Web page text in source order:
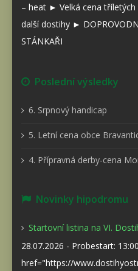
– heat ► Velká cena tříletých
další dostihy ►
STÁNKAŘI
Poslední výsledky
6. Srpnový handicap
5. Letní cena obce
4. Přípravná derby-cena
Novinky hipodromu
Startovní listina na VI.
28.07.2026 - Probestart:
href="https://